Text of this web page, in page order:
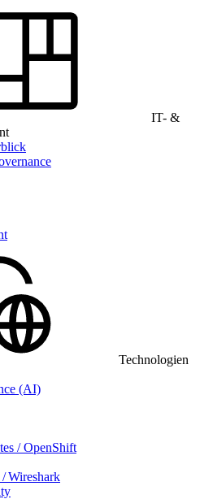
IT- &
Technologien
(AI)
/ OpenShift
Wireshark